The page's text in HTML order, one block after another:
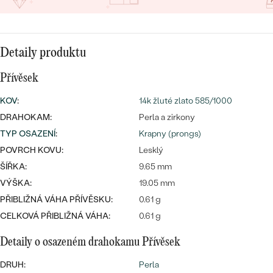
Nejprodávanější
PROHLÉDNOUT
DRAHOKAM
DLE MATERIÁLU
ZLATO
STŘÍBRO
S LAB-GROWN DIAMANTY
S PERLAMI
DLE STYLU
PERSONALIZOVANÉ
SYMBOLICKÉ
MINIMALISTICKÉ
PODLE PŘÍLEŽITOSTI
PODLE BARVY
Nejprodávanější
LUXUSNÍ
CENOVĚ DOSTUPNÉ
LUXUSNÍ
Detaily produktu
Přívěsek
KOV:
14k žluté zlato 585/1000
DRAHOKAM:
Perla a zirkony
TYP OSAZENÍ:
Krapny (prongs)
POVRCH KOVU:
Lesklý
ŠÍŘKA:
9.65 mm
VÝŠKA:
19.05 mm
PŘIBLIŽNÁ VÁHA PŘÍVĚSKU:
0.61 g
CELKOVÁ PŘIBLIŽNÁ VÁHA:
0.61 g
Detaily o osazeném drahokamu Přívěsek
DRUH:
Perla